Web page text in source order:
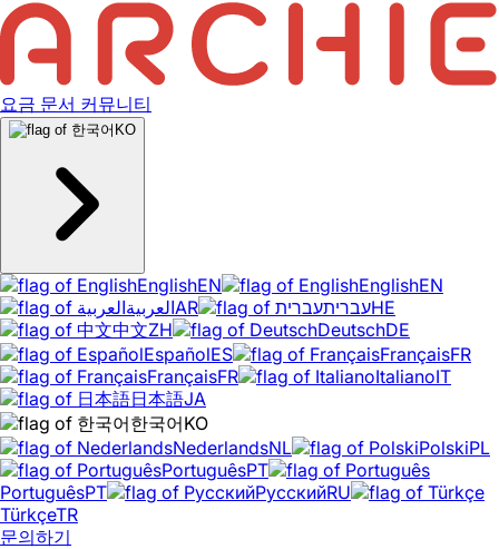
요금 문서 커뮤니티
KO
EnglishEN EnglishEN
العربيةAR עבריתHE
中文ZH DeutschDE
EspañolES FrançaisFR
FrançaisFR ItalianoIT
日本語JA
한국어KO
NederlandsNL PolskiPL
PortuguêsPT
PortuguêsPT РусскийRU
TürkçeTR
문의하기